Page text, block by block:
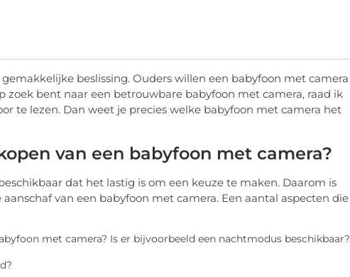
beslissing. Ouders willen een babyfoon met camera
bent naar een betrouwbare babyfoon met camera, raad ik
te lezen. Dan weet je precies welke babyfoon met camera het
van een babyfoon met camera?
dat het lastig is om een keuze te maken. Daarom is
van een babyfoon met camera. Een aantal aspecten die
met camera? Is er bijvoorbeeld een nachtmodus beschikbaar?